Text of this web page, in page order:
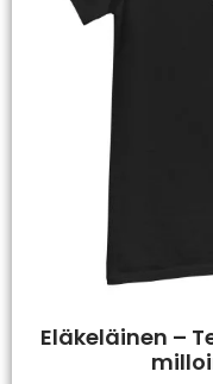
Eläkeläinen –